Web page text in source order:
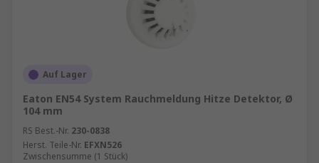
Auf Lager
Eaton EN54 System Rauchmeldung Hitze Detektor, Ø
104 mm
RS Best.-Nr. 230-0838
Herst. Teile-Nr. EFXN526
Zwischensumme (1 Stück)